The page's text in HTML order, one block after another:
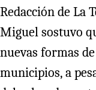
Redacción de La
Miguel sostuvo
nuevas formas
municipios, a